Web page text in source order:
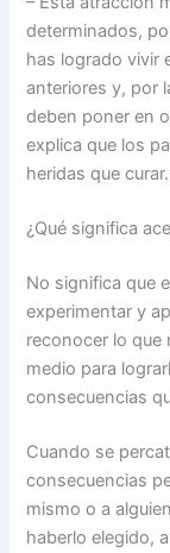
determinados,
has logrado vivir
anteriores y, por
deben poner en
explica que los
heridas que curar.
¿Qué significa
No significa que
experimentar y
reconocer lo que
medio para
consecuencias
Cuando se
consecuencias
mismo o a
haberlo elegido,